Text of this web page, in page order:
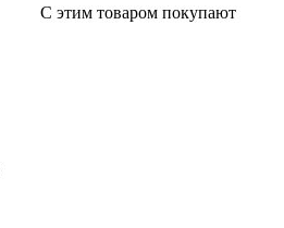
С этим товаром покупают